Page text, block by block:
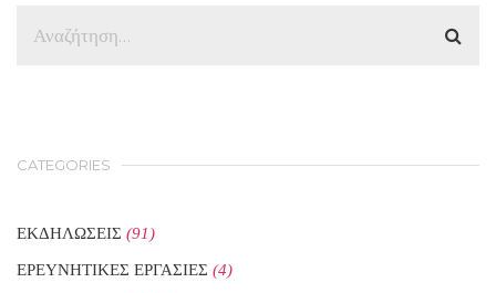
CATEGORIES
ΕΚΔΗΛΩΣΕΙΣ (91)
ΕΡΕΥΝΗΤΙΚΕΣ ΕΡΓΑΣΙΕΣ (4)